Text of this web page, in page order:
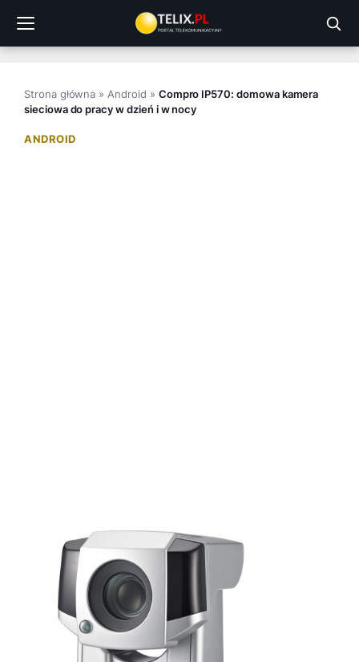
treści
Strona główna » Android » Compro IP570: domowa kamera
sieciowa do pracy w dzień i w nocy
ANDROID